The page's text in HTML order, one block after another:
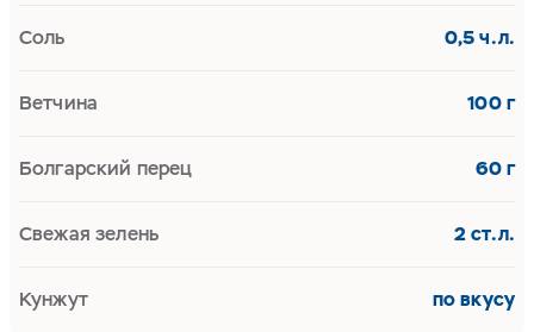
Соль 0,5 ч.л.
Ветчина 100 г
Болгарский перец 60 г
Свежая зелень 2 ст.л.
Кунжут по вкусу